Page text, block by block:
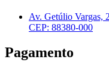
Av. Getúlio Vargas,
CEP: 88380-000
Pagamento